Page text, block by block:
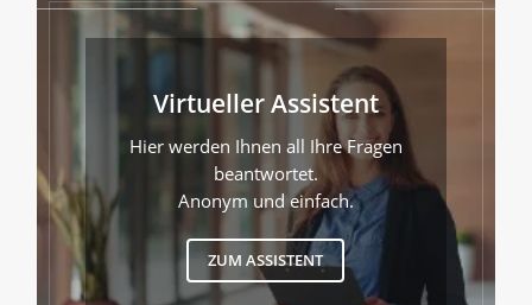
Virtueller Assistent
Hier werden Ihnen all Ihre Fragen
beantwortet.
Anonym und einfach.
ZUM ASSISTENT